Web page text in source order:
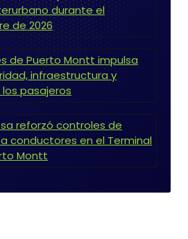
durante el
de 2026
de Puerto Montt impulsa
infraestructura y
pasajeros
reforzó controles de
conductores en el Terminal
Montt